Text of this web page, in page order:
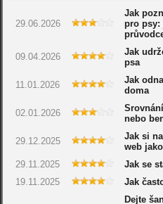
29.06.2026
Jak
pro psy:
09.04.2026
Jak
psa
11.01.2026
Jak
doma
02.01.2026
nebo
29.12.2025
Jak si
web
29.11.2025 Jak se
19.11.2025
Jak
Dejte